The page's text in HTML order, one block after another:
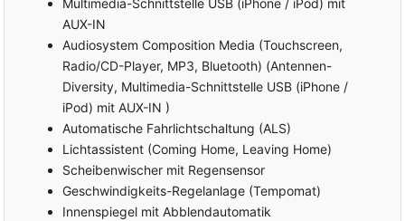
Polsterstoff
Sitzheizung vorne
Lenkrad höhenverstellbar
Klimaanlage
Handschuhfach gekühlt
MULTIMEDIA
Bordcomputer
Radio
CD-Player
Freisprecheinrichtung
Bluetooth
AUX-In
MP3-Schnittstelle
Gruppe Multimedia und
Kommunikation
SAFETY
Multimedia-Schnittstelle USB (iPhone / iPod) mit
AUX-IN
Audiosystem Composition Media (Touchscreen,
Radio/CD-Player, MP3, Bluetooth) (Antennen-
Diversity, Multimedia-Schnittstelle USB (iPhone /
iPod) mit AUX-IN )
Automatische Fahrlichtschaltung (ALS)
Lichtassistent (Coming Home, Leaving Home)
Scheibenwischer mit Regensensor
Geschwindigkeits-Regelanlage (Tempomat)
Innenspiegel mit Abblendautomatik